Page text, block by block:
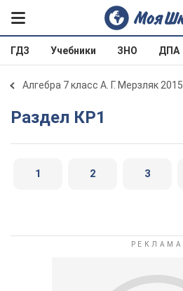
ГДЗ Учебники ЗНО ДПА
Алгебра 7 класс А. Г. Мерзляк 2015
Раздел КР1
1 2 3